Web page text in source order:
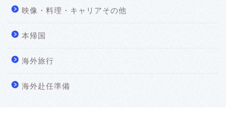
映像・料理・キャリアその他
本帰国
海外旅行
海外赴任準備